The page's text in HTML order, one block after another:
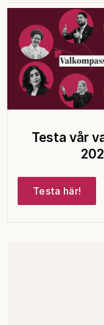
Testa vår
Testa här!